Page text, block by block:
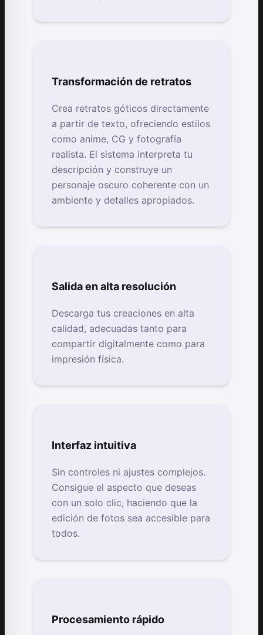
Transformación de retratos
Crea retratos góticos directamente
a partir de texto, ofreciendo estilos
como anime, CG y fotografía
realista. El sistema interpreta tu
descripción y construye un
personaje oscuro coherente con un
ambiente y detalles apropiados.
Salida en alta resolución
Descarga tus creaciones en alta
calidad, adecuadas tanto para
compartir digitalmente como para
impresión física.
Interfaz intuitiva
Sin controles ni ajustes complejos.
Consigue el aspecto que deseas
con un solo clic, haciendo que la
edición de fotos sea accesible para
todos.
Procesamiento rápido